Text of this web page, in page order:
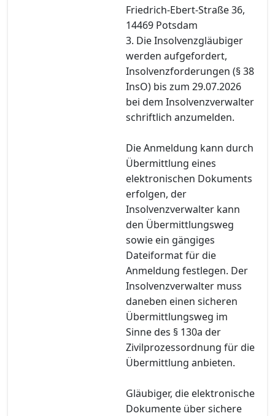
Friedrich-Ebert-Straße 36,
14469 Potsdam
3. Die Insolvenzgläubiger
werden aufgefordert,
Insolvenzforderungen (§ 38
InsO) bis zum 29.07.2026
bei dem Insolvenzverwalter
schriftlich anzumelden.
Die Anmeldung kann durch
Übermittlung eines
elektronischen Dokuments
erfolgen, der
Insolvenzverwalter kann
den Übermittlungsweg
sowie ein gängiges
Dateiformat für die
Anmeldung festlegen. Der
Insolvenzverwalter muss
daneben einen sicheren
Übermittlungsweg im
Sinne des § 130a der
Zivilprozessordnung für die
Übermittlung anbieten.
Gläubiger, die elektronische
Dokumente über sichere